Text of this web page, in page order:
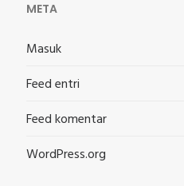
META
Masuk
Feed entri
Feed komentar
WordPress.org